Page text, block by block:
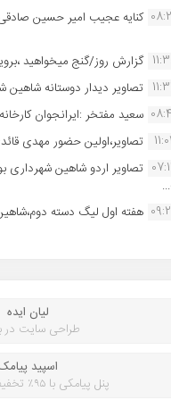
کنایه عجیب امیر حسین
گزارش روز/گنج میخواهید
تصاویر دیدار دوستانه
سعید مفتخر :ایرانجوان
تصاویر،اولین حضور مهدی
تصاویر اردو شاهین
هفته اول لیگ دسته
لیان ایده
طراحی سایت در
اسپید
پنل پیامکی با ۹۵٪ تخفیف خرید پنل